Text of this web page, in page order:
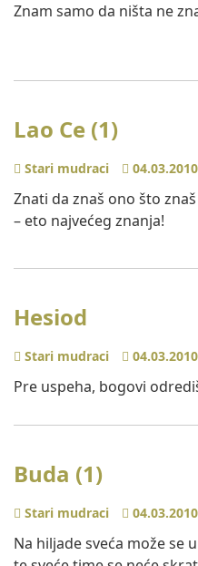
Znam samo da ništa ne
Lao Ce (1)
Stari mudraci 04.03.2010
Znati da znaš ono što
– eto najvećeg znanja!
Hesiod
Stari mudraci 04.03.2010
Pre uspeha, bogovi
Buda (1)
Stari mudraci 04.03.2010
Na hiljade sveća može se